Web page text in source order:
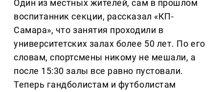
Один из местных жителей, сам в прошлом
воспитанник секции, рассказал «КП-
Самара», что занятия проходили в
университетских залах более 50 лет. По его
словам, спортсмены никому не мешали, а
после 15:30 залы все равно пустовали.
Теперь гандболистам и футболистам